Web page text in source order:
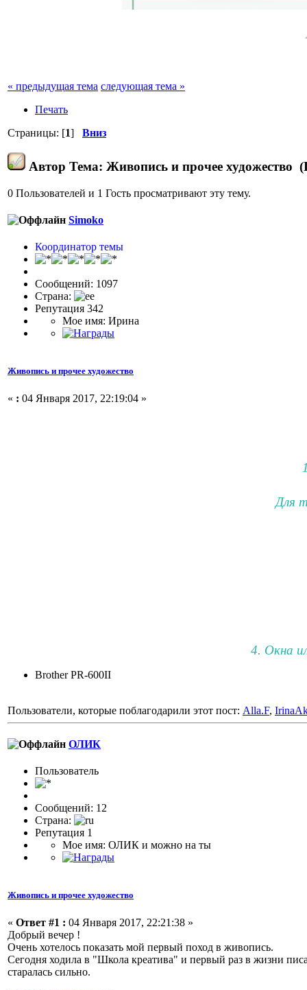
« предыдущая тема следующая тема »
Печать
Страницы: [1] Вниз
Автор Тема: Живопись и прочее художество
0 Пользователей и 1 Гость просматривают эту тему.
Simoko
Координатор темы
Сообщений: 1097
Страна:
Репутация 342
Мое имя: Ирина
Живопись и прочее художество
« : 04 Января 2017, 22:19:04 »
Для
4. Окна
Brother PR-600II
Пользователи, которые поблагодарили этот пост: Alla.F,
ОЛИК
Пользоватeль
Сообщений: 12
Страна:
Репутация 1
Мое имя: ОЛИК и можно на ты
Живопись и прочее художество
« Ответ #1 : 04 Января 2017, 22:21:38 »
Добрый вечер !
Очень хотелось показать мой первый поход в живопись.
Сегодня ходила в "Школа креатива" и первый раз в жизни
старалась сильно.